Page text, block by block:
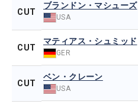
CUT
ブランドン・マシューズ
USA
CUT
マティアス・シュミッド
GER
CUT
ベン・クレーン
USA